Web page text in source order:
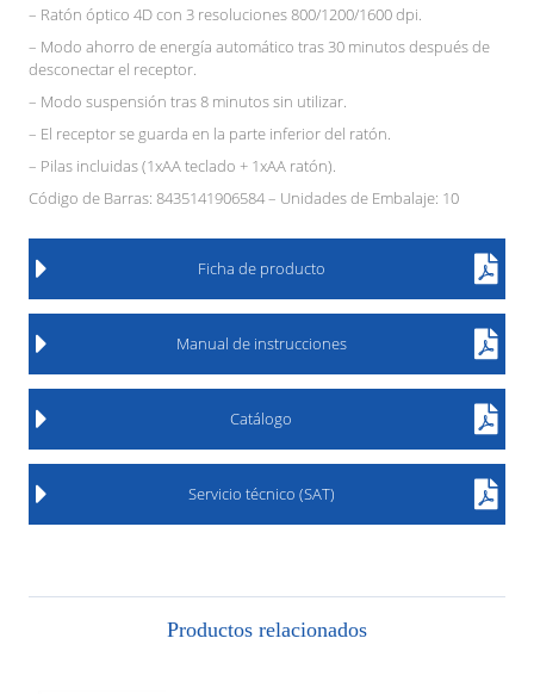
– Ratón óptico 4D con 3 resoluciones 800/1200/1600 dpi.
– Modo ahorro de energía automático tras 30 minutos después de
desconectar el receptor.
– Modo suspensión tras 8 minutos sin utilizar.
– El receptor se guarda en la parte inferior del ratón.
– Pilas incluidas (1xAA teclado + 1xAA ratón).
Código de Barras: 8435141906584 – Unidades de Embalaje: 10
Ficha de producto
Manual de instrucciones
Catálogo
Servicio técnico (SAT)
Productos relacionados